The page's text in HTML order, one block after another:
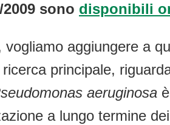
sono disponibili
vogliamo aggiungere a
principale,
aeruginosa
a lungo termine